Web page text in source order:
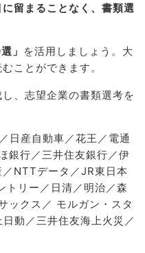
留まることなく、書類選
」 を活用しましょう。大
ことができます。
、志望企業の書類選考を
日産自動車／花王／電通
銀行／三井住友銀行／伊
NTTデータ／JR東日本
トリー／日清／明治／森
ックス／ モルガン・スタ
動／三井住友海上火災／